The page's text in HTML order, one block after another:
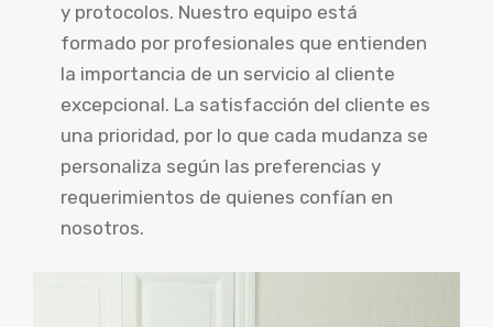
y protocolos. Nuestro equipo está
formado por profesionales que entienden
la importancia de un servicio al cliente
excepcional. La satisfacción del cliente es
una prioridad, por lo que cada mudanza se
personaliza según las preferencias y
requerimientos de quienes confían en
nosotros.